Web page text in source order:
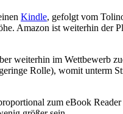
Kindle, gefolgt vom
Amazon ist weiterhin der
weiterhin im Wettbewerb
Rolle), womit unterm
zum eBook